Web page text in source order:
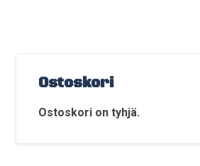
Ostoskori
Ostoskori on tyhjä.